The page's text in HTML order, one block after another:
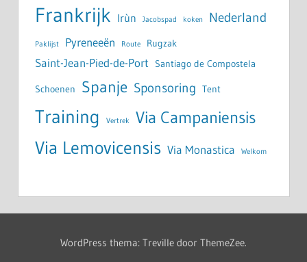
Frankrijk Irùn Jacobspad koken Nederland
Paklijst Pyreneeën Route Rugzak
Saint-Jean-Pied-de-Port Santiago de Compostela
Schoenen Spanje Sponsoring Tent
Training Vertrek Via Campaniensis
Via Lemovicensis Via Monastica Welkom
WordPress thema: Treville door ThemeZee.